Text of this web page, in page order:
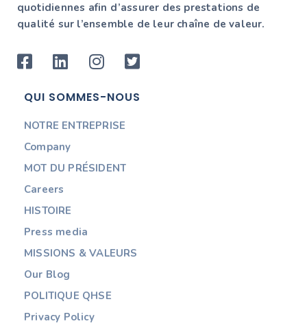
quotidiennes afin d’assurer des prestations de
qualité sur l’ensemble de leur chaîne de valeur.
QUI SOMMES-NOUS
NOTRE ENTREPRISE
Company
MOT DU PRÉSIDENT
Careers
HISTOIRE
Press media
MISSIONS & VALEURS
Our Blog
POLITIQUE QHSE
Privacy Policy